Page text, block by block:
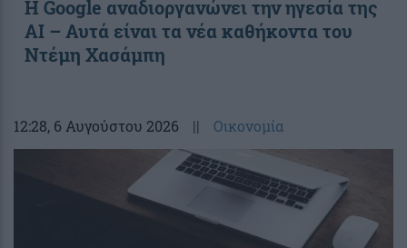
Η Google αναδιοργανώνει την ηγεσία της
AI – Αυτά είναι τα νέα καθήκοντα του
Ντέμη Χασάμπη
12:28, 6 Αυγούστου 2026 || Οικονομία